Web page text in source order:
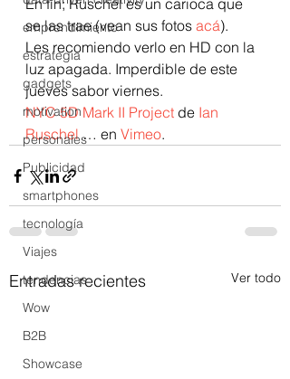
emprendimiento
estrategia
gadgets
motivation
personales
Publicidad
smartphones
tecnología
Viajes
tendencias
Wow
B2B
Showcase
En fin; Ruschel es un carioca que
se las trae (vean sus fotos acá).
Les recomiendo verlo en HD con la
luz apagada. Imperdible de este
jueves sabor viernes.
NYC 5D Mark II Project de Ian
Ruschel … en Vimeo.
Entradas recientes Ver todo